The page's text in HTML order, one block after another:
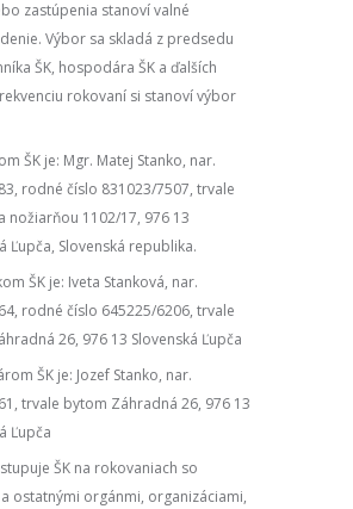
zastúpenia stanoví valné
Výbor sa skladá z predsedu
ŠK, hospodára ŠK a ďalších
rokovaní si stanoví výbor
ŠK je: Mgr. Matej Stanko, nar.
rodné číslo 831023/7507, trvale
nožiarňou 1102/17, 976 13
Ľupča, Slovenská republika.
ŠK je: Iveta Stanková, nar.
rodné číslo 645225/6206, trvale
26, 976 13 Slovenská Ľupča
ŠK je: Jozef Stanko, nar.
trvale bytom Záhradná 26, 976 13
Ľupča
ŠK na rokovaniach so
ostatnými orgánmi, organizáciami,